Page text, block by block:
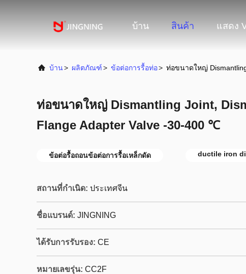
บ้าน สินค้า แสดง
บ้าน> ผลิตภัณฑ์> ข้อต่อการรื้อท่อ> ท่อขนาดใหญ่
ท่อขนาดใหญ่ Dismantling Joint,
Flange Adapter Valve -30-400 ℃
ข้อต่อรื้อถอนข้อต่อการรื้อเหล็กดัด ductile iron
สถานที่กำเนิด: ประเทศจีน
ชื่อแบรนด์: JINGNING
ได้รับการรับรอง: CE
หมายเลขรุ่น: CC2F